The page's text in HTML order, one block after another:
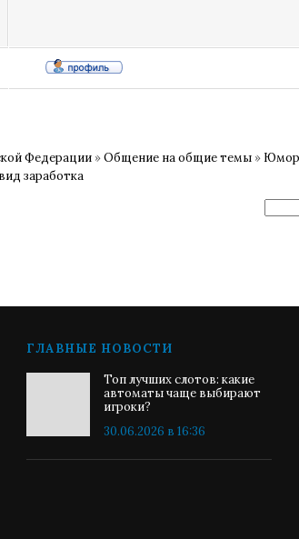
Федерации »Общение на общие темы » Юмор
заработка
ГЛАВНЫЕ НОВОСТИ
Топ лучших слотов: какие
автоматы чаще выбирают
игроки?
30.06.2026 в 16:36